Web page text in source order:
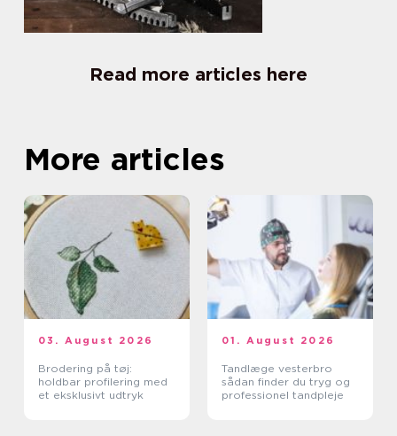
Read more articles here
More articles
03. August 2026
Brodering på tøj:
holdbar profilering med
et eksklusivt udtryk
01. August 2026
Tandlæge vesterbro
sådan finder du tryg og
professionel tandpleje